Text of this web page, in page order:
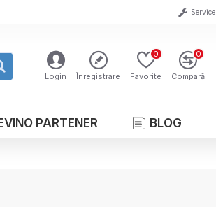
Service
Login Înregistrare Favorite
0
Compară
0
PARTENER BLOG